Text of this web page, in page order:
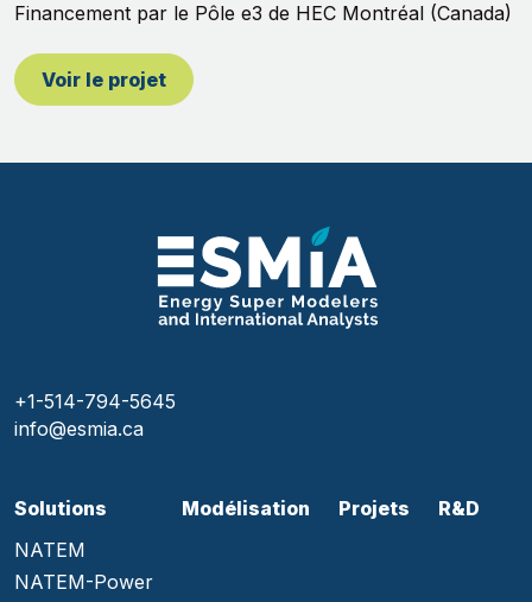
Financement par le Pôle e3 de HEC Montréal (Canada)
Voir le projet
+1-514-794-5645
info@esmia.ca
Solutions
NATEM
NATEM-Power
Modélisation Projets R&D